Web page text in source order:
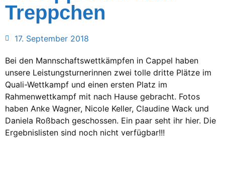
Treppchen
17. September 2018
Bei den Mannschaftswettkämpfen in Cappel haben
unsere Leistungsturnerinnen zwei tolle dritte Plätze im
Quali-Wettkampf und einen ersten Platz im
Rahmenwettkampf mit nach Hause gebracht. Fotos
haben Anke Wagner, Nicole Keller, Claudine Wack und
Daniela Roßbach geschossen. Ein paar seht ihr hier. Die
Ergebnislisten sind noch nicht verfügbar!!!